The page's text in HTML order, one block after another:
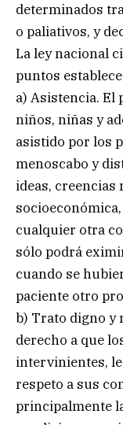
determinados
o paliativos, y
La ley nacional
puntos
a) Asistencia.
niños, niñas y
asistido por los
menoscabo y
ideas,
cualquier otra
sólo podrá
cuando se
paciente otro
b) Trato digno y
derecho a que
intervinientes,
respeto a sus
principalmente